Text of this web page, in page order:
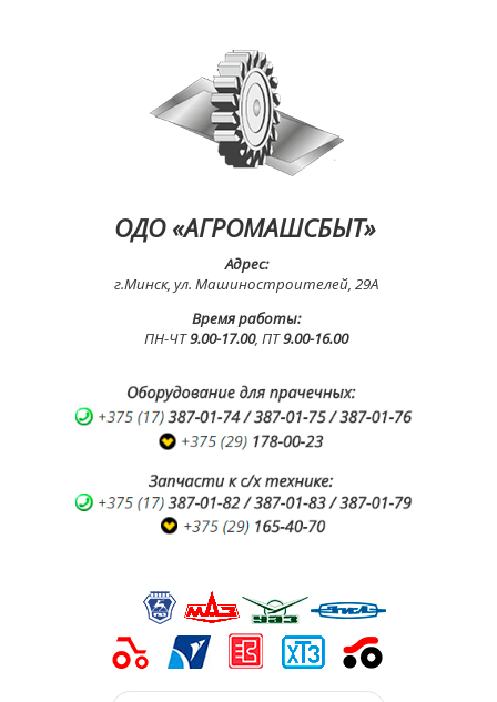
ОДО «АГРОМАШСБЫТ»
Адрес:
г.Минск, ул. Машиностроителей, 29А
Время работы:
ПН-ЧТ9.00-17.00, ПТ9.00-16.00